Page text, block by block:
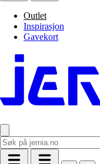
Outlet
Inspirasjon
Gavekort